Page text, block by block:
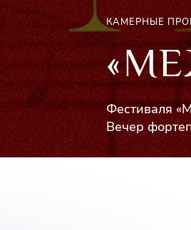
КАМЕРНЫЕ
Фестиваля
Вечер